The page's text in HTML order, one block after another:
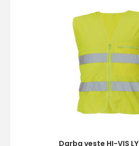
Darba veste HI-VIS